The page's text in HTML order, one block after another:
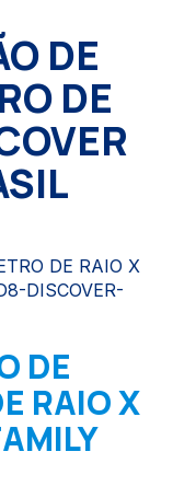
DE
DE
DE
RAIO X